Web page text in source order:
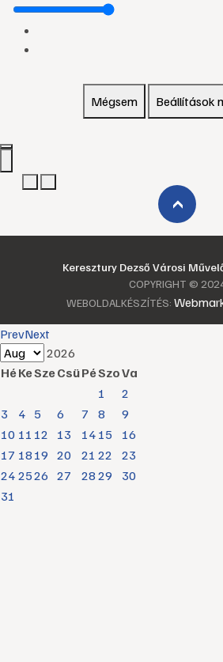
Mégsem Beállítások
›
Keresztury Dezső Városi
COPYRIGHT ©
WEBOLDALKÉSZÍTÉS:
PrevNext
2026
HéKeSzeCsüPéSzoVa
1
2
3
4 5 6 7 8
9
10 11 12 13 14 15
16
17 18 19 20 21 22
23
24 2526 27 28 29
30
31